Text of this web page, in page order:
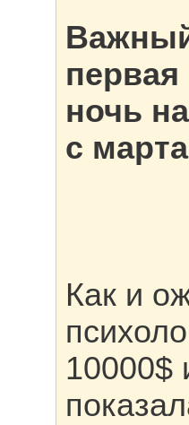
ночь
с
Как и
10000$